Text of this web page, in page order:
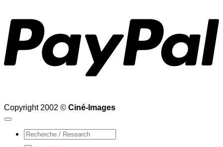
Copyright 2002 © Ciné-Images
Recherche
pour :